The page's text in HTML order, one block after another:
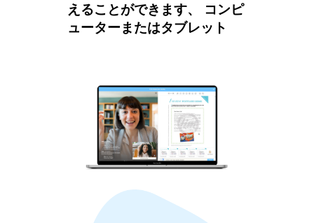
えることができます、 コンピ
ューターまたはタブレット